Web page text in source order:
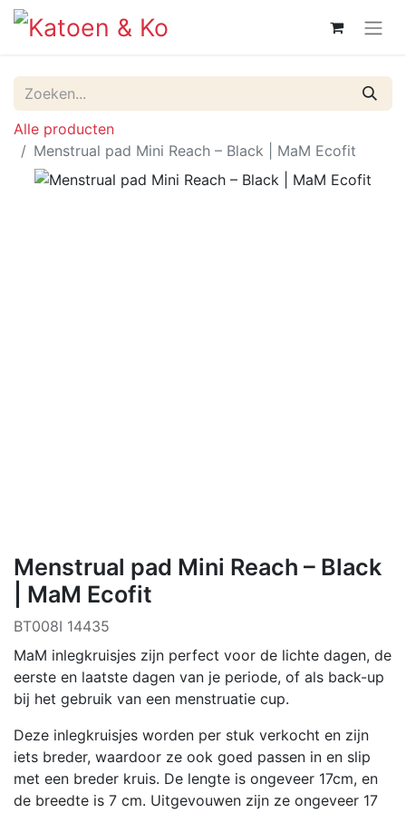
Alle producten
Menstrual pad Mini Reach – Black | MaM Ecofit
Menstrual pad Mini Reach – Black
| MaM Ecofit
BT008I 14435
MaM inlegkruisjes zijn perfect voor de lichte dagen, de
eerste en laatste dagen van je periode, of als back-up
bij het gebruik van een menstruatie cup.
Deze inlegkruisjes worden per stuk verkocht en zijn
iets breder, waardoor ze ook goed passen in en slip
met een breder kruis. De lengte is ongeveer 17cm, en
de breedte is 7 cm. Uitgevouwen zijn ze ongeveer 17